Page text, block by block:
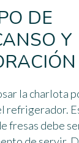
DE
Y
la charlota
refrigerador.
fresas debe